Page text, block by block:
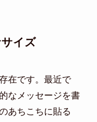
イズ
在です。最近で
なメッセージを書
あちこちに貼る